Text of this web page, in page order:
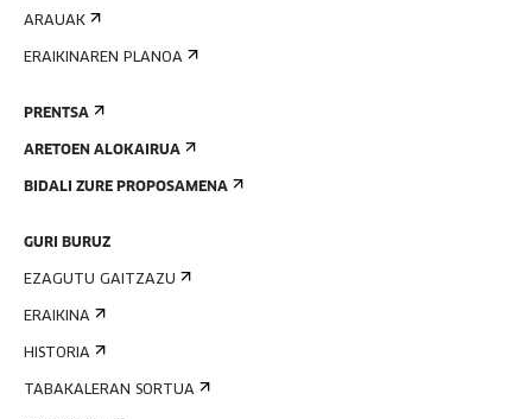
ARAUAK
ERAIKINAREN PLANOA
PRENTSA
ARETOEN ALOKAIRUA
BIDALI ZURE PROPOSAMENA
GURI BURUZ
EZAGUTU GAITZAZU
ERAIKINA
HISTORIA
TABAKALERAN SORTUA